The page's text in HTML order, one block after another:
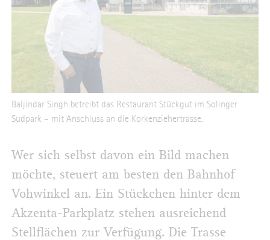
Baljindar Singh betreibt das Restaurant Stückgut im Solinger
Südpark – mit Anschluss an die Korkenziehertrasse.
Wer sich selbst davon ein Bild machen
möchte, steuert am besten den Bahnhof
Vohwinkel an. Ein Stückchen hinter dem
Akzenta-Parkplatz stehen ausreichend
Stellflächen zur Verfügung. Die Trasse